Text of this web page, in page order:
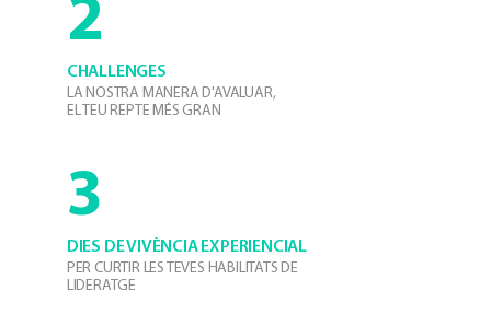
2
CHALLENGES
LA NOSTRA MANERA D'AVALUAR,
EL TEU REPTE MÉS GRAN
3
DIES DE VIVÈNCIA EXPERIENCIAL
PER CURTIR LES TEVES HABILITATS DE
LIDERATGE